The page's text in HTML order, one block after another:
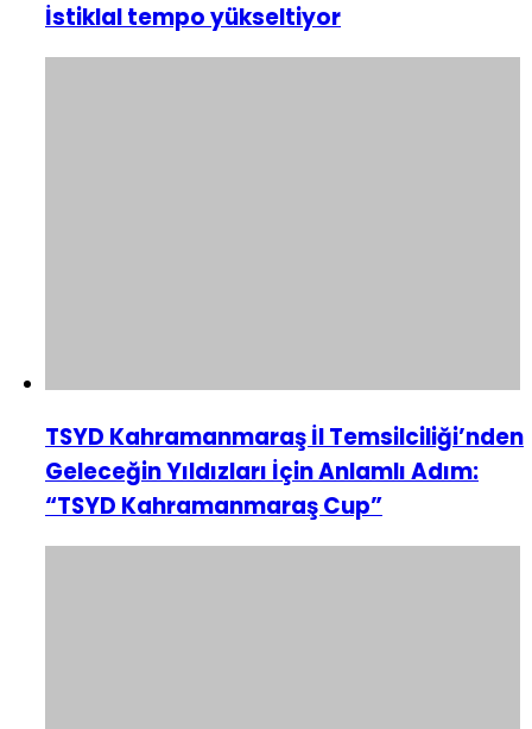
İstiklal tempo yükseltiyor
TSYD Kahramanmaraş İl Temsilciliği’nden
Geleceğin Yıldızları İçin Anlamlı Adım:
“TSYD Kahramanmaraş Cup”